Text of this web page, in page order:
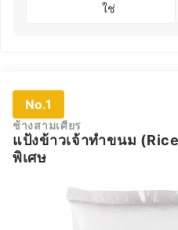
ใช่
No.1
ช้างสามเศียร
แป้งข้าวเจ้าทำขนม
พิเศษ